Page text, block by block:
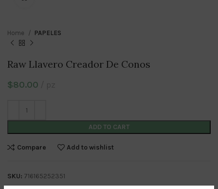
Home PAPELES
Raw Llavero Creador De Conos
$80.00
ADD TO CART
Compare Add to wishlist
SKU: 716165252351